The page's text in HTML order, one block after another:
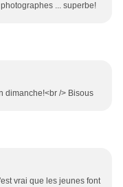
... superbe!
dimanche!<br /> Bisous
vrai que les jeunes font